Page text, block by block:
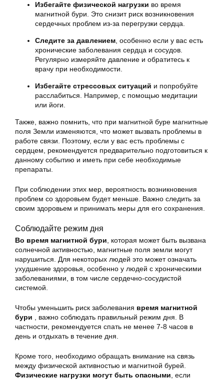
Избегайте физической нагрузки во время
магнитной бури. Это снизит риск возникновения
сердечных проблем из-за перегрузки сердца.
Следите за давлением , особенно если у вас есть
хронические заболевания сердца и сосудов.
Регулярно измеряйте давление и обратитесь к
врачу при необходимости.
Избегайте стрессовых ситуаций и попробуйте
расслабиться. Например, с помощью медитации
или йоги.
Также, важно помнить, что при магнитной буре магнитные
поля Земли изменяются, что может вызвать проблемы в
работе связи. Поэтому, если у вас есть проблемы с
сердцем, рекомендуется предварительно подготовиться к
данному событию и иметь при себе необходимые
препараты.
При соблюдении этих мер, вероятность возникновения
проблем со здоровьем будет меньше. Важно следить за
своим здоровьем и принимать меры для его сохранения.
Соблюдайте режим дня
Во время магнитной бури , которая может быть вызвана
солнечной активностью, магнитные поля земли могут
нарушиться. Для некоторых людей это может означать
ухудшение здоровья, особенно у людей с хроническими
заболеваниями , в том числе сердечно-сосудистой
системой
Чтобы уменьшить риск заболевания время магнитной
бури
, важно соблюдать правильный режим дня. В
частности, рекомендуется спать не менее 7-8 часов в
день и отдыхать в течение дня
Кроме того, необходимо обращать внимание на связь
между физической активностью и магнитной бурей.
Физические нагрузки могут быть опасными , если